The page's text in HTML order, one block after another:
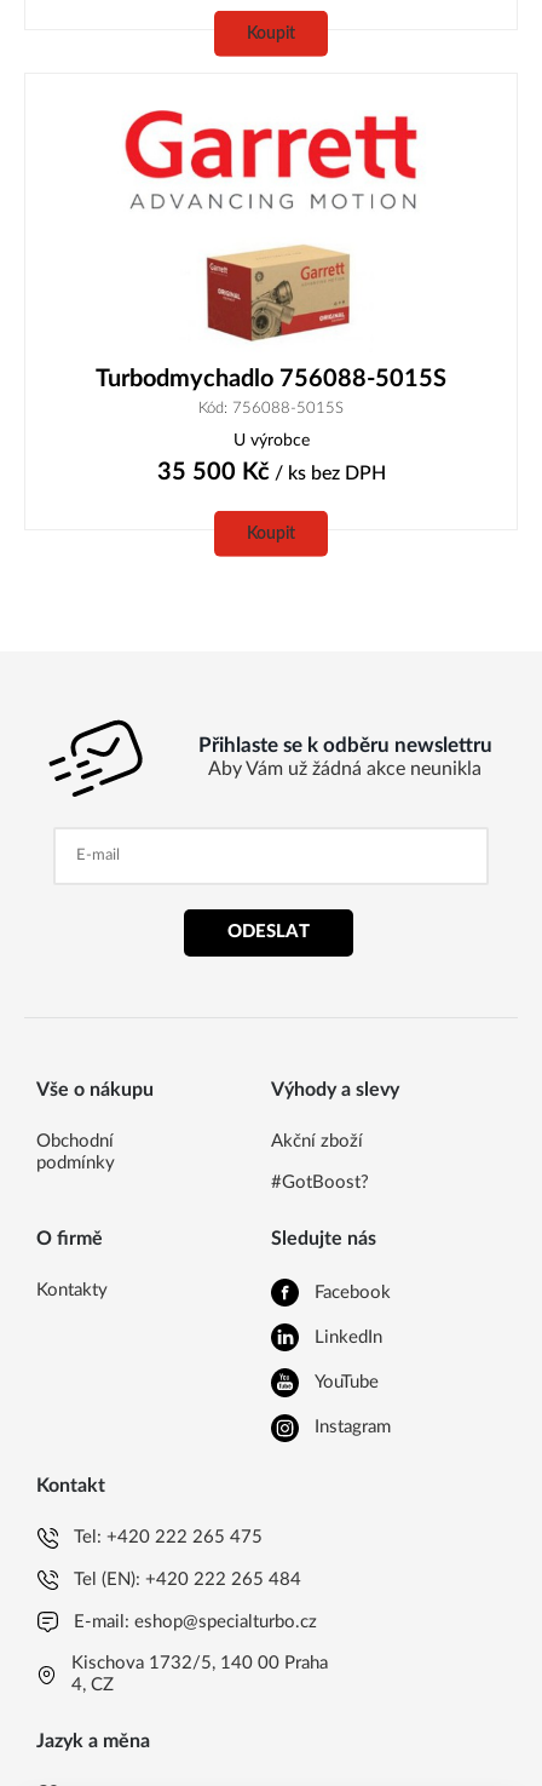
Koupit
Turbodmychadlo 756088-5015S
Kód: 756088-5015S
U výrobce
35 500 Kč/ ks bez DPH
Koupit
Přihlaste se k odběru newslettru
Aby Vám už žádná akce neunikla
ODESLAT
Vše o nákupu
Obchodní
podmínky
Výhody a slevy
Akční zboží
#GotBoost?
O firmě
Kontakty
Sledujte nás
Facebook
LinkedIn
YouTube
Instagram
Kontakt
Tel:+420 222 265 475
Tel (EN):+420 222 265 484
E-mail:eshop@specialturbo.cz
Kischova 1732/5, 140 00 Praha
4, CZ
Jazyk a měna